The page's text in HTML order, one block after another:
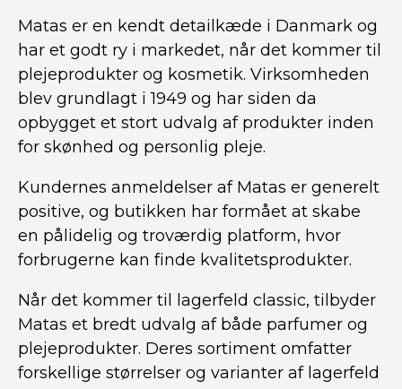
Matas er en kendt detailkæde i Danmark og
har et godt ry i markedet, når det kommer til
plejeprodukter og kosmetik. Virksomheden
blev grundlagt i 1949 og har siden da
opbygget et stort udvalg af produkter inden
for skønhed og personlig pleje.
Kundernes anmeldelser af Matas er generelt
positive, og butikken har formået at skabe
en pålidelig og troværdig platform, hvor
forbrugerne kan finde kvalitetsprodukter.
Når det kommer til lagerfeld classic, tilbyder
Matas et bredt udvalg af både parfumer og
plejeprodukter. Deres sortiment omfatter
forskellige størrelser og varianter af lagerfeld